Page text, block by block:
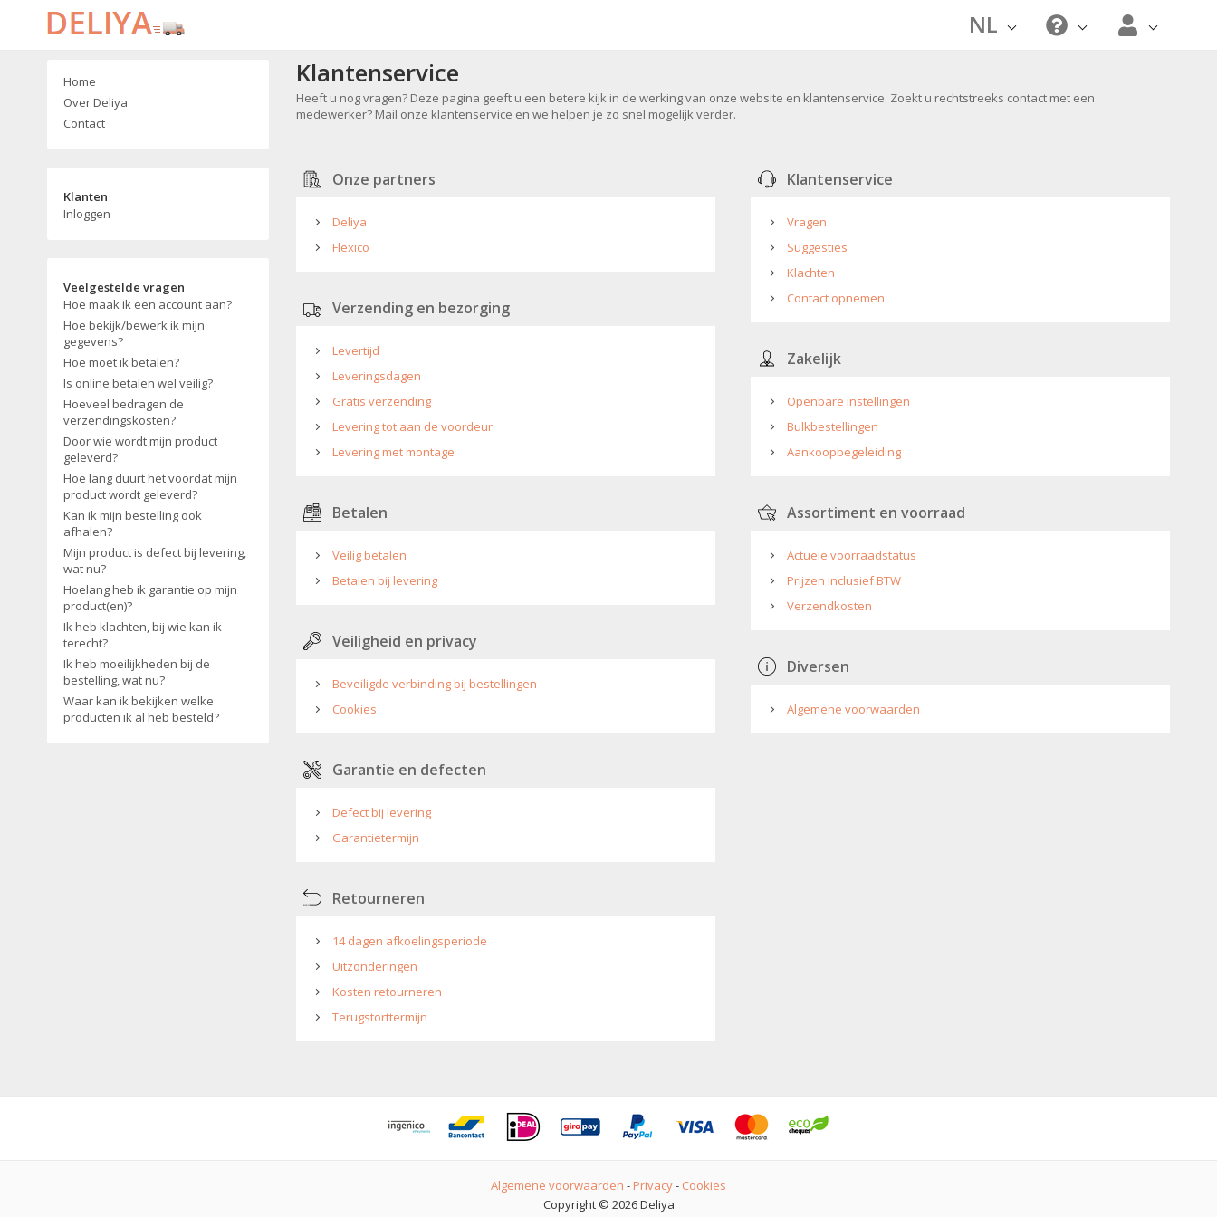
NL
Home
Over Deliya
Contact
Klanten
Inloggen
Veelgestelde vragen
Hoe maak ik een account aan?
Hoe bekijk/bewerk ik mijn
gegevens?
Hoe moet ik betalen?
Is online betalen wel veilig?
Hoeveel bedragen de
verzendingskosten?
Door wie wordt mijn product
geleverd?
Hoe lang duurt het voordat mijn
product wordt geleverd?
Kan ik mijn bestelling ook
afhalen?
Mijn product is defect bij levering,
wat nu?
Hoelang heb ik garantie op mijn
product(en)?
Ik heb klachten, bij wie kan ik
terecht?
Ik heb moeilijkheden bij de
bestelling, wat nu?
Waar kan ik bekijken welke
producten ik al heb besteld?
Klantenservice
Heeft u nog vragen? Deze pagina geeft u een betere kijk in de werking van onze website en klantenservice. Zoekt u rechtstreeks contact met een
medewerker? Mail onze klantenservice en we helpen je zo snel mogelijk verder.
Onze partners
Deliya
Flexico
Verzending en bezorging
Levertijd
Leveringsdagen
Gratis verzending
Levering tot aan de voordeur
Levering met montage
Betalen
Veilig betalen
Betalen bij levering
Veiligheid en privacy
Beveiligde verbinding bij bestellingen
Cookies
Garantie en defecten
Defect bij levering
Garantietermijn
Retourneren
14 dagen afkoelingsperiode
Uitzonderingen
Kosten retourneren
Terugstorttermijn
Klantenservice
Vragen
Suggesties
Klachten
Contact opnemen
Zakelijk
Openbare instellingen
Bulkbestellingen
Aankoopbegeleiding
Assortiment en voorraad
Actuele voorraadstatus
Prijzen inclusief BTW
Verzendkosten
Diversen
Algemene voorwaarden
Algemene voorwaarden - Privacy- Cookies
Copyright © 2026 Deliya